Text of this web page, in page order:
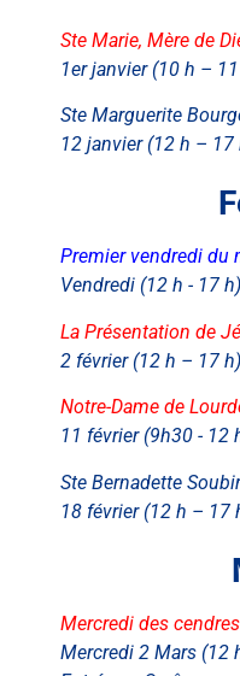
Ste Marie, Mère de
1er janvier (10 h –
Ste Marguerite
12 janvier (12 h – 17
Premier vendredi du
Vendredi (12 h - 17 h)
La Présentation de
2 février (12 h – 17 h)
Notre-Dame de
11 février (9h30 - 12
Ste Bernadette
18 février (12 h – 17
Mercredi des cendres
Mercredi 2 Mars (12